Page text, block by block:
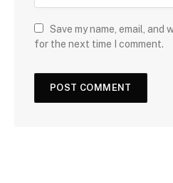
Save my name, email, and
for the next time I comment.